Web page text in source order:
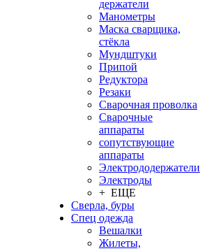
держатели
Манометры
Маска сварщика,
стёкла
Мундштуки
Припой
Редуктора
Резаки
Сварочная проволка
Сварочные
аппараты
сопутствующие
аппараты
Электрододержатели
Электроды
+ ЕЩЕ
Сверла, буры
Спец одежда
Вешалки
Жилеты,